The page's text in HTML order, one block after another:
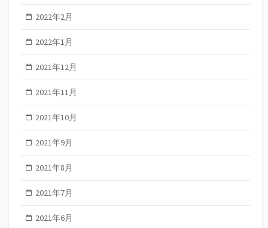
2022年2月
2022年1月
2021年12月
2021年11月
2021年10月
2021年9月
2021年8月
2021年7月
2021年6月